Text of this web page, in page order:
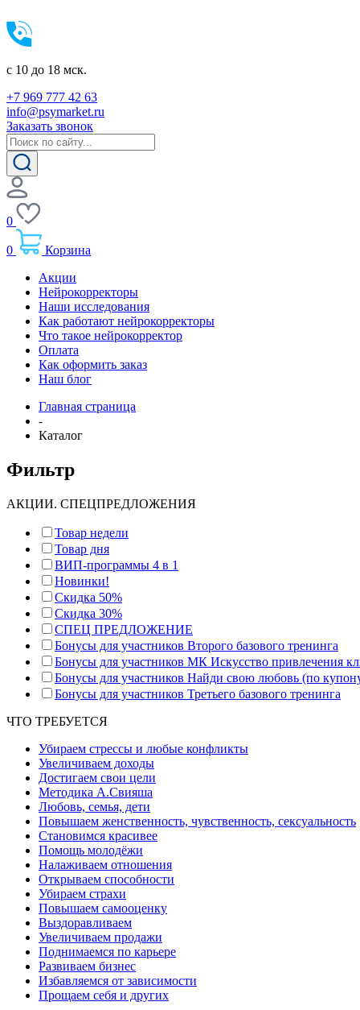
c 10 до 18 мск.
+7 969 777 42 63
info@psymarket.ru
Заказать звонок
0
0
Корзина
Акции
Нейрокорректоры
Наши исследования
Как работают нейрокорректоры
Что такое нейрокорректор
Оплата
Как оформить заказ
Наш блог
Главная страница
-
Каталог
Фильтр
АКЦИИ. СПЕЦПРЕДЛОЖЕНИЯ
Товар недели
Товар дня
ВИП-программы 4 в 1
Новинки!
Скидка 50%
Скидка 30%
СПЕЦ ПРЕДЛОЖЕНИЕ
Бонусы для участников Второго базового тренинга
Бонусы для участников МК Искусство привлечения
Бонусы для участников Найди свою любовь (по
Бонусы для участников Третьего базового тренинга
ЧТО ТРЕБУЕТСЯ
Убираем стрессы и любые конфликты
Увеличиваем доходы
Достигаем свои цели
Методика А.Свияша
Любовь, семья, дети
Повышаем женственность, чувственность, сексуальность
Становимся красивее
Помощь молодёжи
Налаживаем отношения
Открываем способности
Убираем страхи
Повышаем самооценку
Выздоравливаем
Увеличиваем продажи
Поднимаемся по карьере
Развиваем бизнес
Избавляемся от зависимости
Прощаем себя и других